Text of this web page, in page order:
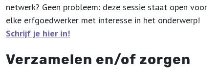
netwerk? Geen probleem: deze sessie staat open voor
elke erfgoedwerker met interesse in het onderwerp!
Schrijf je hier in!
Verzamelen en/of zorgen